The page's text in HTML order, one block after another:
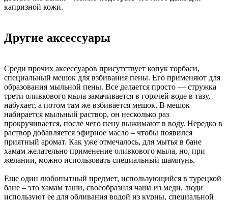
капризной кожи.
Другие аксессуары
Среди прочих аксессуаров присутствует копук торбаси,
специальный мешок для взбивания пены. Его применяют для
образования мыльной пены. Все делается просто — стружка
трети оливкового мыла замачивается в горячей воде в тазу,
набухает, а потом там же взбивается мешок. В мешок
набирается мыльный раствор, он несколько раз
прокручивается, после чего пену выжимают в воду. Нередко в
раствор добавляется эфирное масло – чтобы появился
приятный аромат. Как уже отмечалось, для мытья в бане
хамам желательно применение оливкового мыла, но, при
желании, можно использовать специальный шампунь.
Еще один любопытный предмет, использующийся в турецкой
бане – это хамам таши, своеобразная чаша из меди, люди
используют ее для обливания водой из курны, специальной